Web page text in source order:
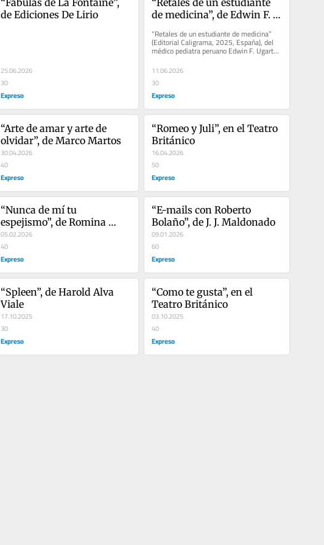
de Ediciones De Lirio
25.06.2026
30
Expreso
de medicina”, de Edwin F.
“Retales de un estudiante de medicina”
(Editorial Caligrama, 2025, España), del
médico pediatra peruano Edwin F. Ugarte
Núñez (hijo de doña...
11.06.2026
30
Expreso
“Arte de amar y arte de
olvidar”, de Marco Martos
30.04.2026
40
Expreso
“Romeo y Juli”, en el Teatro
Británico
16.04.2026
50
Expreso
“Nunca de mí tu
espejismo”, de Romina
Silman
05.02.2026
40
Expreso
“E-mails con Roberto
Bolaño”, de J. J. Maldonado
09.01.2026
60
Expreso
“Spleen”, de Harold Alva
Viale
17.10.2025
30
Expreso
“Como te gusta”, en el
Teatro Británico
03.10.2025
40
Expreso